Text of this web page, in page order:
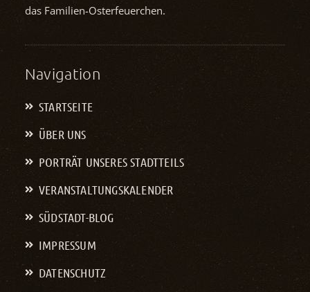
das Familien-Osterfeuerchen.
Navigation
STARTSEITE
ÜBER UNS
PORTRÄT UNSERES STADTTEILS
VERANSTALTUNGS­KALENDER
SÜDSTADT-BLOG
IMPRESSUM
DATENSCHUTZ